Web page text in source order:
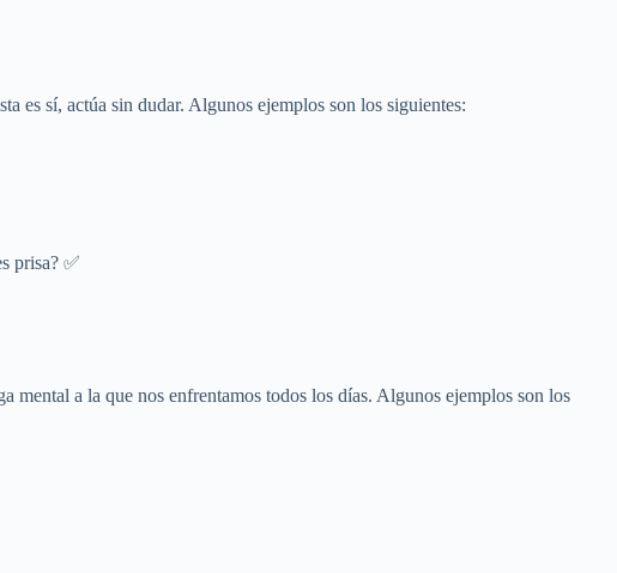
es sí, actúa sin dudar. Algunos ejemplos son los siguientes:
prisa? ✅
mental a la que nos enfrentamos todos los días. Algunos ejemplos son los